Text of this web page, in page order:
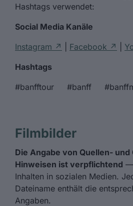
Hashtags verwendet:
Social Media Kanäle
Instagram ↗
Facebook ↗
Hashtags
#banfftour #banff
Filmbilder
Die Angabe von Quellen-
Hinweisen ist verpflichtend —
Inhalten in sozialen Medien.
Dateiname enthält die
Angaben.